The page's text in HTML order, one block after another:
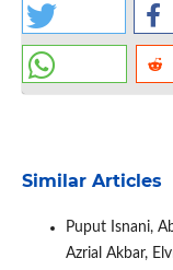
Similar Articles
Puput Isnani,
Azrial Akbar,